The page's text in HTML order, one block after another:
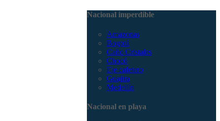
Nacional imperdible
Amazonas
Bogotá
Caño Cristales
Chocó
Eje cafetero
Guajira
Medellín
Nacional en playa